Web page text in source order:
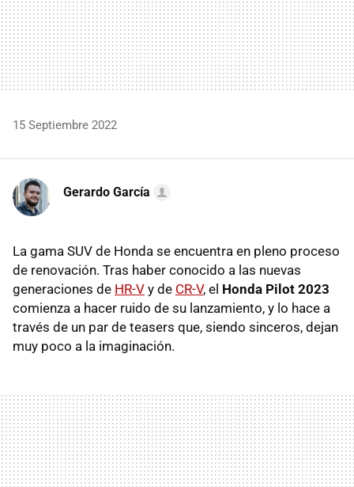
15 Septiembre 2022
Gerardo García
La gama SUV de Honda se encuentra en pleno proceso
de renovación. Tras haber conocido a las nuevas
generaciones de HR-V y de CR-V, el Honda Pilot 2023
comienza a hacer ruido de su lanzamiento, y lo hace a
través de un par de teasers que, siendo sinceros, dejan
muy poco a la imaginación.